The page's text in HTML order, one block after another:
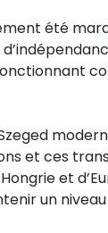
été
et ces
et
un